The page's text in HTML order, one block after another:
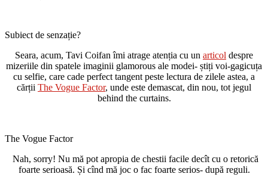
Subiect de senzație?
Seara, acum, Tavi Coifan îmi atrage atenția cu un articol despre
mizeriile din spatele imaginii glamorous ale modei- știți voi-gagicuța
cu selfie, care cade perfect tangent peste lectura de zilele astea, a
cărții The Vogue Factor, unde este demascat, din nou, tot jegul
behind the curtains.
The Vogue Factor
Nah, sorry! Nu mă pot apropia de chestii facile decît cu o retorică
foarte serioasă. Și cînd mă joc o fac foarte serios- după reguli.